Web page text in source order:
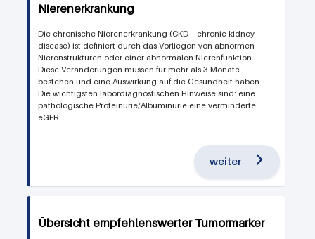
Nierenerkrankung
Die chronische Nierenerkrankung (CKD – chronic kidney
disease) ist definiert durch das Vorliegen von abnormen
Nierenstrukturen oder einer abnormalen Nierenfunktion.
Diese Veränderungen müssen für mehr als 3 Monate
bestehen und eine Auswirkung auf die Gesundheit haben.
Die wichtigsten labordiagnostischen Hinweise sind: eine
pathologische Proteinurie/Albuminurie eine verminderte
eGFR ...
weiter
Übersicht empfehlenswerter Tumormarker